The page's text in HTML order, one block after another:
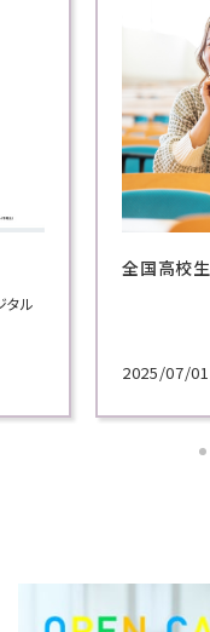
タル
全国高校
2025/07/01